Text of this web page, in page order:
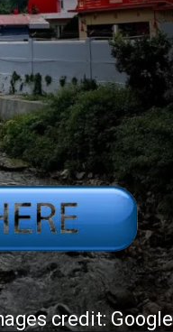
credit: Google